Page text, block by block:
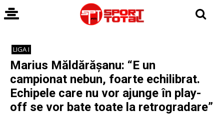
LIGA I
Marius Măldărășanu: “E un
campionat nebun, foarte echilibrat.
Echipele care nu vor ajunge în play-
off se vor bate toate la retrogradare”